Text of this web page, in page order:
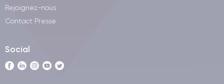
Rejoignez-nous
Contact Presse
Social